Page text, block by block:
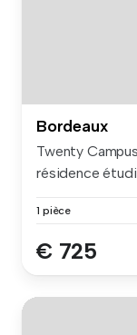
Bordeaux
Twenty
résidence
1 pièce
€ 725